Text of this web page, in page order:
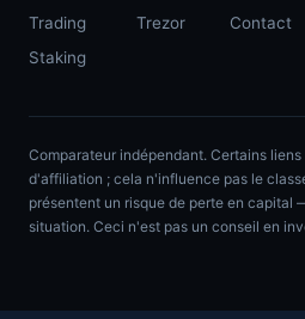
Trading
Staking
Trezor
Contact
Comparateur indépendant. Certains
d'affiliation ; cela n'influence pas le
présentent un risque de perte en capital
situation. Ceci n'est pas un conseil en